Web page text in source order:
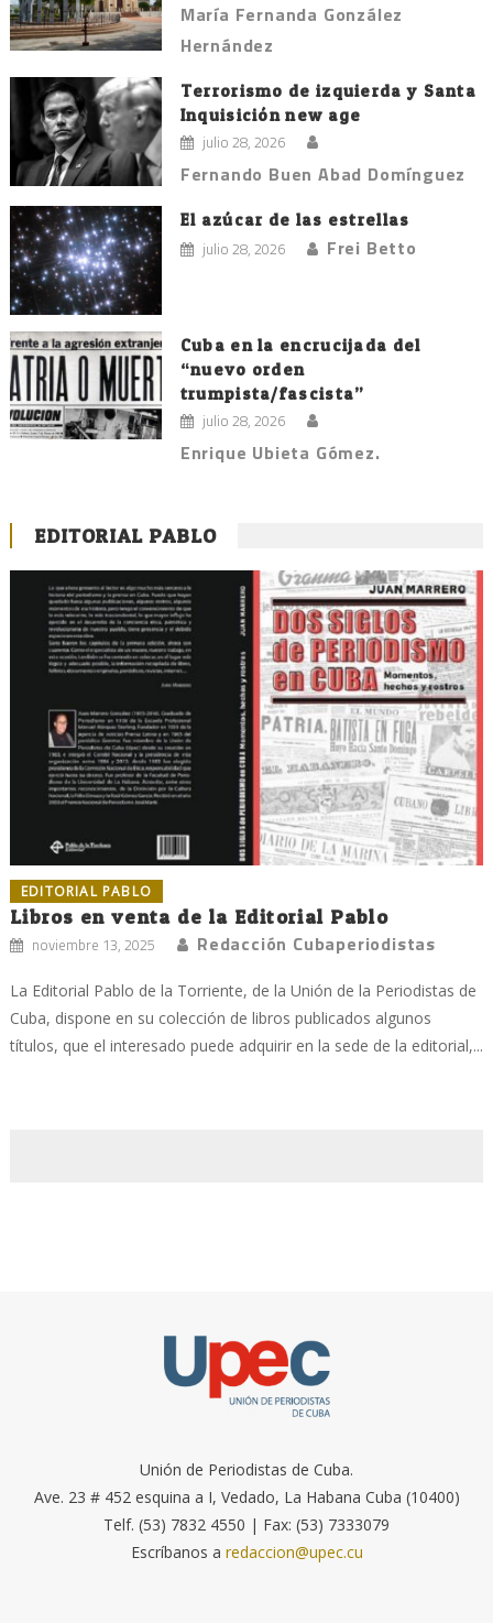
María Fernanda González
Hernández
Terrorismo de izquierda y Santa
Inquisición new age
julio 28, 2026
Fernando Buen Abad Domínguez
El azúcar de las estrellas
julio 28, 2026 Frei Betto
Cuba en la encrucijada del
“nuevo orden
trumpista/fascista”
julio 28, 2026
Enrique Ubieta Gómez.
EDITORIAL PABLO
EDITORIAL PABLO
Libros en venta de la Editorial Pablo
noviembre 13, 2025 Redacción Cubaperiodistas
La Editorial Pablo de la Torriente, de la Unión de la Periodistas de
Cuba, dispone en su colección de libros publicados algunos
títulos, que el interesado puede adquirir en la sede de la editorial,...
Unión de Periodistas de Cuba.
Ave. 23 # 452 esquina a I, Vedado, La Habana Cuba (10400)
Telf. (53) 7832 4550 | Fax: (53) 7333079
Escríbanos a redaccion@upec.cu